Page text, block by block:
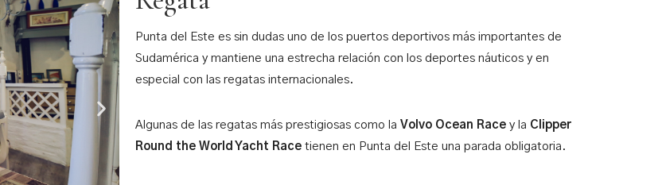
Punta del Este es sin dudas uno de los puertos deportivos más importantes de
Sudamérica y mantiene una estrecha relación con los deportes náuticos y en
especial con las regatas internacionales.
Algunas de las regatas más prestigiosas como la Volvo Ocean Race y la Clipper
Round the World Yacht Race tienen en Punta del Este una parada obligatoria.